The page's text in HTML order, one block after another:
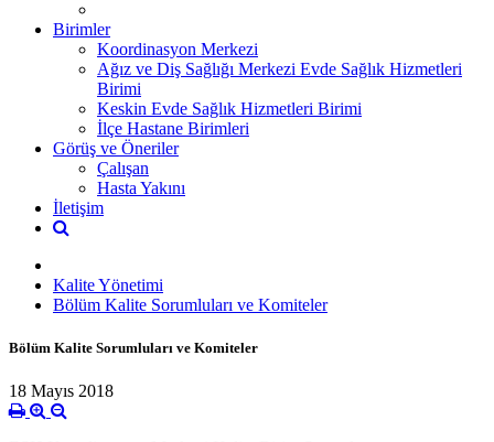
Birimler
Koordinasyon Merkezi
Ağız ve Diş Sağlığı Merkezi Evde Sağlık Hizmetleri
Birimi
Keskin Evde Sağlık Hizmetleri Birimi
İlçe Hastane Birimleri
Görüş ve Öneriler
Çalışan
Hasta Yakını
İletişim
Kalite Yönetimi
Bölüm Kalite Sorumluları ve Komiteler
Bölüm Kalite Sorumluları ve Komiteler
18 Mayıs 2018